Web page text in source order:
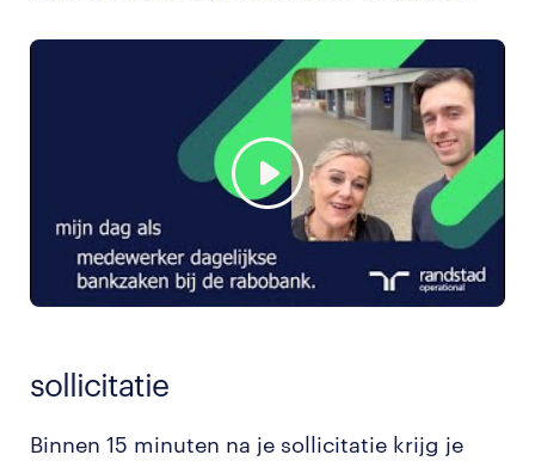
sollicitatie
Binnen 15 minuten na je sollicitatie krijg je